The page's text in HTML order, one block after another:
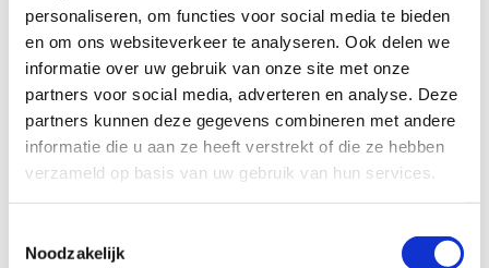
personaliseren, om functies voor social media te bieden
en om ons websiteverkeer te analyseren. Ook delen we
informatie over uw gebruik van onze site met onze
partners voor social media, adverteren en analyse. Deze
partners kunnen deze gegevens combineren met andere
informatie die u aan ze heeft verstrekt of die ze hebben
verzameld op basis van uw gebruik van hun services.
Noodzakelijk
9 Jeugdstrafrecht
Verdachte in strafzaak
9 Dagvaarding ontvangen
9 Verdacht van diefstal
9 Verdacht van heling
9 Verdacht van geweldpleging